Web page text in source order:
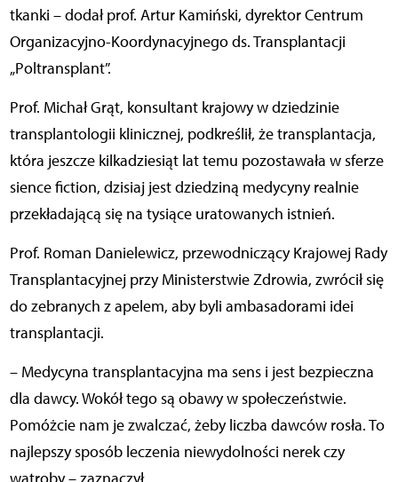
tkanki – dodał prof. Artur Kamiński, dyrektor Centrum
Organizacyjno-Koordynacyjnego ds. Transplantacji
„Poltransplant”.
Prof. Michał Grąt, konsultant krajowy w dziedzinie
transplantologii klinicznej, podkreślił, że transplantacja,
która jeszcze kilkadziesiąt lat temu pozostawała w sferze
sience fiction, dzisiaj jest dziedziną medycyny realnie
przekładającą się na tysiące uratowanych istnień.
Prof. Roman Danielewicz, przewodniczący Krajowej Rady
Transplantacyjnej przy Ministerstwie Zdrowia, zwrócił się
do zebranych z apelem, aby byli ambasadorami idei
transplantacji.
– Medycyna transplantacyjna ma sens i jest bezpieczna
dla dawcy. Wokół tego są obawy w społeczeństwie.
Pomóżcie nam je zwalczać, żeby liczba dawców rosła. To
najlepszy sposób leczenia niewydolności nerek czy